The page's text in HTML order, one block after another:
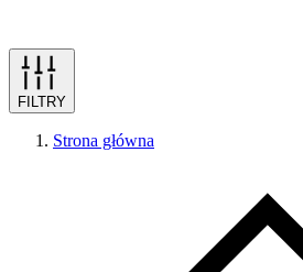
FILTRY
Strona główna